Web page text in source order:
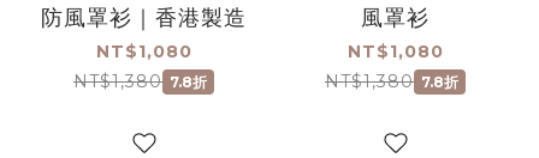
防風罩衫｜香港製造
NT$1,080
NT$1,380 7.8折
風罩衫
NT$1,080
NT$1,380 7.8折